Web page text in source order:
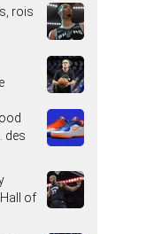
rois
des
Hall of